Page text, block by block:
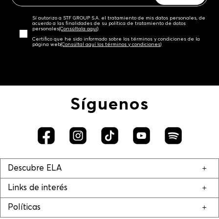
Sí autorizo a STF GROUP S.A. el tratamiento de mis datos personales, de
acuerdo a las finalidades de su política de tratamiento de datos
personales‎(Consúltala aquí)
Certifico que he sido informado sobre los términos y condiciones de la
página web‎(Consúltal aquí los términos y condiciones)
Síguenos
Descubre ELA
Links de interés
Políticas